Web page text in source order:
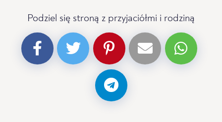
Podziel się stroną z przyjaciółmi i rodziną